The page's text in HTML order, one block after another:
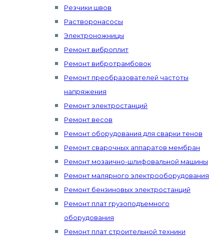
Резчики швов
Растворонасосы
Электроножницы
Ремонт виброплит
Ремонт вибротрамбовок
Ремонт преобразователей частоты
напряжения
Ремонт электростанций
Ремонт весов
Ремонт оборудования для сварки тенов
Ремонт сварочных аппаратов мембран
Ремонт мозаично-шлифовальной машины
Ремонт малярного электрооборудования
Ремонт бензиновых электростанций
Ремонт плат грузоподъемного
оборудования
Ремонт плат строительной техники